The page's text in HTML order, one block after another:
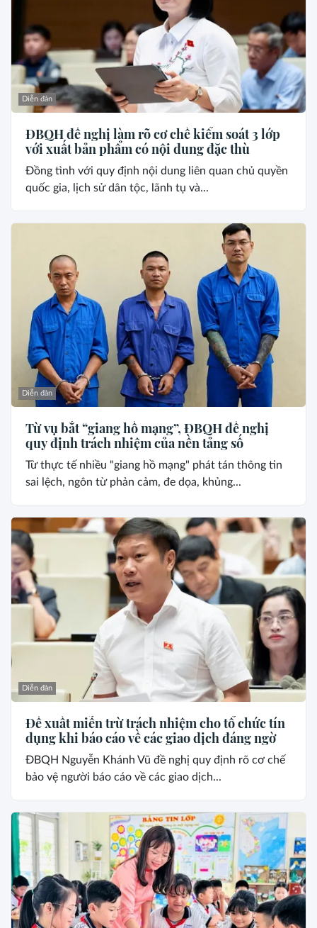
Diễn đàn
ĐBQH đề nghị làm rõ cơ chế kiểm soát 3 lớp
với xuất bản phẩm có nội dung đặc thù
Đồng tình với quy định nội dung liên quan chủ quyền
quốc gia, lịch sử dân tộc, lãnh tụ và...
Diễn đàn
Từ vụ bắt “giang hồ mạng”, ĐBQH đề nghị
quy định trách nhiệm của nền tảng số
Từ thực tế nhiều "giang hồ mạng" phát tán thông tin
sai lệch, ngôn từ phản cảm, đe dọa, khủng...
Diễn đàn
Đề xuất miễn trừ trách nhiệm cho tổ chức tín
dụng khi báo cáo về các giao dịch đáng ngờ
ĐBQH Nguyễn Khánh Vũ đề nghị quy định rõ cơ chế
bảo vệ người báo cáo về các giao dịch...